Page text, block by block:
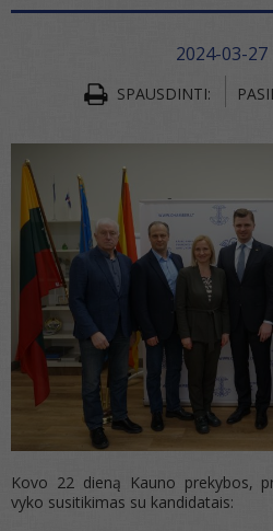
2024-03-27
SPAUSDINTI:
Kovo 22 dieną Kauno prekybos,
vyko susitikimas su kandidatais: